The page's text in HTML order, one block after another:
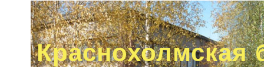
Краснохолмская